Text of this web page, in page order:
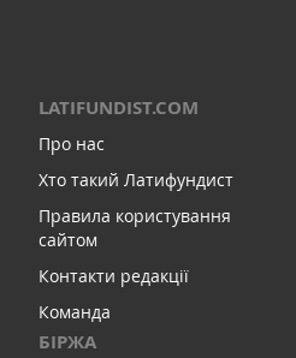
LATIFUNDIST.COM
Про нас
Хто такий Латифундист
Правила користування
сайтом
Контакти редакції
Команда
БІРЖА